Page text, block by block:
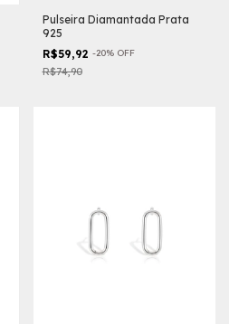
Pulseira Diamantada Prata
925
R$59,92 -20% OFF
R$74,90